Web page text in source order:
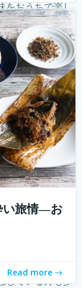
おうちで楽し
ビゲーターから
を読む
い旅情―お
Read more
れ、組織では
じている方も多